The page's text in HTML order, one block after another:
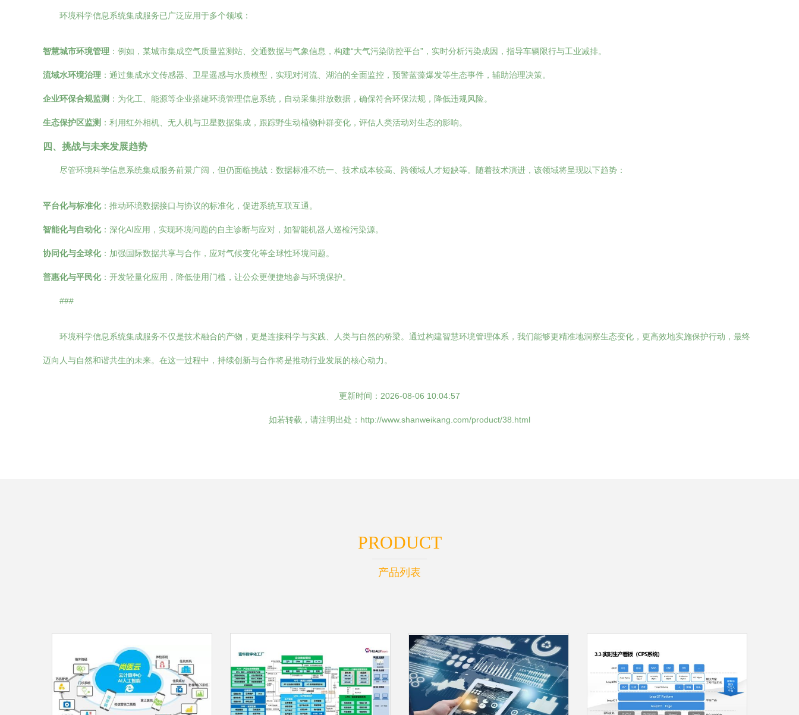
环境科学信息系统集成服务已广泛应用于多个领域：
智慧城市环境管理 ：例如，某城市集成空气质量监测站、交通数据与气象信息，构建“大气污染防控平台”，实时分析污染成因，指导车辆限行与工业减排。
流域水环境治理 ：通过集成水文传感器、卫星遥感与水质模型，实现对河流、湖泊的全面监控，预警蓝藻爆发等生态事件，辅助治理决策。
企业环保合规监测 ：为化工、能源等企业搭建环境管理信息系统，自动采集排放数据，确保符合环保法规，降低违规风险。
生态保护区监测 ：利用红外相机、无人机与卫星数据集成，跟踪野生动植物种群变化，评估人类活动对生态的影响。
四、挑战与未来发展趋势
尽管环境科学信息系统集成服务前景广阔，但仍面临挑战：数据标准不统一、技术成本较高、跨领域人才短缺等。随着技术演进，该领域将呈现以下趋势：
平台化与标准化：推动环境数据接口与协议的标准化，促进系统互联互通。
智能化与自动化：深化AI应用，实现环境问题的自主诊断与应对，如智能机器人巡检污染源。
协同化与全球化：加强国际数据共享与合作，应对气候变化等全球性环境问题。
普惠化与平民化：开发轻量化应用，降低使用门槛，让公众更便捷地参与环境保护。
###
环境科学信息系统集成服务不仅是技术融合的产物，更是连接科学与实践、人类与自然的桥梁。通过构建智慧环境管理体系，我们能够更精准地洞察生态变化，更高效地实施保护行动，最终
迈向人与自然和谐共生的未来。在这一过程中，持续创新与合作将是推动行业发展的核心动力。
更新时间：2026-08-06 10:04:57
如若转载，请注明出处：http://www.shanweikang.com/product/38.html
PRODUCT
产品列表